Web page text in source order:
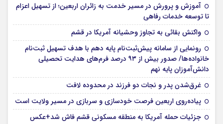
آموزش و پرورش در مسیر خدمت به زائران اربعین؛ از تسهیل اعزام
تا توسعه خدمات رفاهی
واکنش بقائی به تجاوز وحشیانه آمریکا در قشم
رونمایی از سامانه پیش‌ثبت‌نام پایه دهم با هدف تسهیل ثبت‌نام
خانواده‌ها/ صدور بیش از ۹۳ درصد فرم‌های هدایت تحصیلی
دانش‌آموزان پایه نهم
غرق‌شدن پدر و نجات دو فرزند در محدوده لافت
پیاده‌روی اربعین فرصت خودسازی و سربازی در مسیر ولایت است
جزئیات حمله آمریکا به منطقه مسکونی قشم فاش شد+عکس